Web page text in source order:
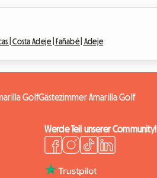
|Costa Adeje | Fañabé | Adeje
GolfGästezimmer Amarilla Golf
Werde Teil unserer Community!